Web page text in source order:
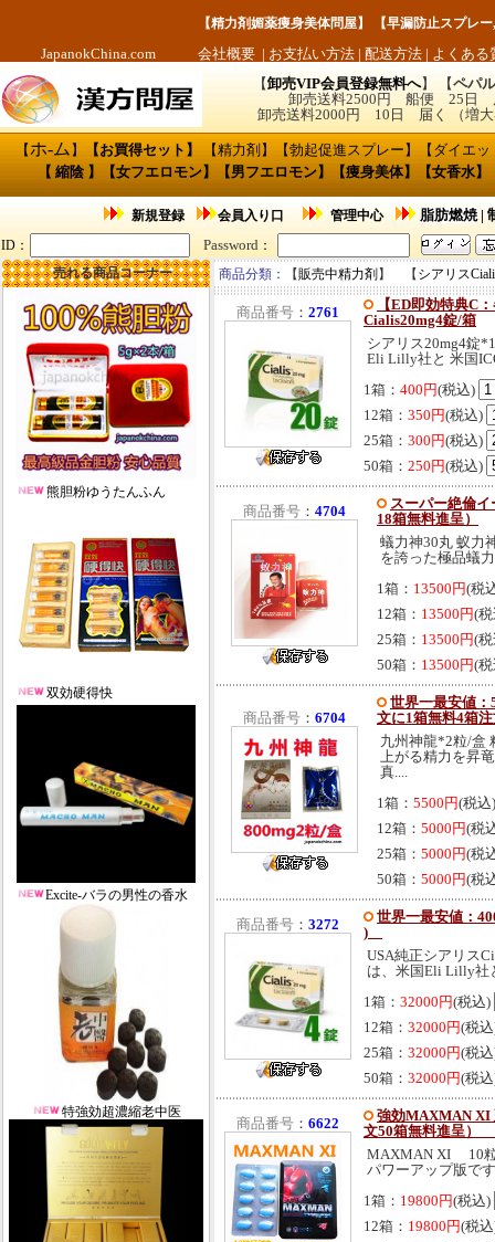
【精力剤媚薬痩身美体問屋】 【早漏防止スプレ
JapanokChina.com 会社概要 | お支払い方法 | 配送方法 | よくある
【卸売VIP会員登録無料へ】 【ペパ
卸売送料2500円 船便 25日
卸売送料2000円 10日 届く （増大
【ホ-ム 】 【お買得セット 】 【精力剤 】【勃起促進スプレー 】【 ダイエ
【 縮陰 】【女フエロモン】【男フエロモン】 【痩身美体】 【女香水】
新規登録 会員入り口 管理中心 脂肪燃焼|
ID ： Password ：
売れる商品コーナー
熊胆粉ゆうたんふん
双効硬得快
Excite-バラの男性の香水
特強効超濃縮老中医
商品分類： 【販売中精力剤 】 【 シアリス
商品番号 ： 2761
【ED即効特典C
Cialis20mg4錠/箱
シアリス20mg4錠
Eli Lilly社と 米国
1箱： 400円(税込)
12箱： 350円(税込)
25箱： 300円(税込)
50箱： 250円(税込)
商品番号 ： 4704
スーパー絶倫
18箱無料進呈）
蟻力神30丸 蚁力
を誇った極品蟻
1箱： 13500円(税
12箱： 13500円(
25箱： 13500円(
50箱： 13500円(
商品番号 ： 6704
世界一最安値
文に1箱無料4箱
九州神龍*2粒/盒
上がる精力を昇
真....
1箱： 5500円(税
12箱： 5000円(税
25箱： 5000円(税
50箱： 5000円(税
商品番号 ： 3272
世界一最安値：
)
USA純正シアリス
は、米国Eli Lilly社
1箱： 32000円(税込)
12箱： 32000円(税
25箱： 32000円(税
50箱： 32000円(税
商品番号 ： 6622
強効MAXMAN XI
文50箱無料進呈
MAXMAN XI 10
パワーアップ版で
1箱： 19800円(税込)
12箱： 19800円(税